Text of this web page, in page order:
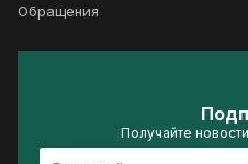
Обращения
Получайте